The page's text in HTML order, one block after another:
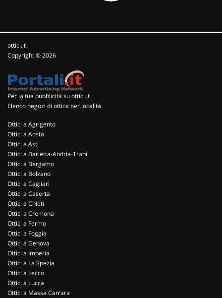
ottici.it
Copyright © 2026
Per la tua pubblicità su ottici.it
Elenco negozi di ottica per località
Ottici a Agrigento
Ottici a Aosta
Ottici a Asti
Ottici a Barletta-Andria-Trani
Ottici a Bergamo
Ottici a Bolzano
Ottici a Cagliari
Ottici a Caserta
Ottici a Chieti
Ottici a Cremona
Ottici a Fermo
Ottici a Foggia
Ottici a Genova
Ottici a Imperia
Ottici a La Spezia
Ottici a Lecco
Ottici a Lucca
Ottici a Massa Carrara